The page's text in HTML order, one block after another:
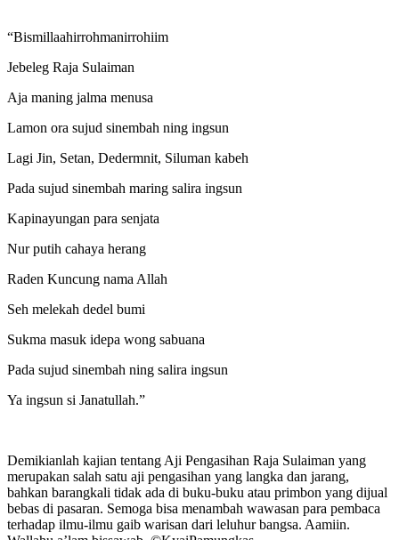
“Bismillaahirrohmanirrohiim
Jebeleg Raja Sulaiman
Aja maning jalma menusa
Lamon ora sujud sinembah ning ingsun
Lagi Jin, Setan, Dedermnit, Siluman kabeh
Pada sujud sinembah maring salira ingsun
Kapinayungan para senjata
Nur putih cahaya herang
Raden Kuncung nama Allah
Seh melekah dedel bumi
Sukma masuk idepa wong sabuana
Pada sujud sinembah ning salira ingsun
Ya ingsun si Janatullah.”
Demikianlah kajian tentang Aji Pengasihan Raja Sulaiman yang
merupakan salah satu aji pengasihan yang langka dan jarang,
bahkan barangkali tidak ada di buku-buku atau primbon yang dijual
bebas di pasaran. Semoga bisa menambah wawasan para pembaca
terhadap ilmu-ilmu gaib warisan dari leluhur bangsa. Aamiin.